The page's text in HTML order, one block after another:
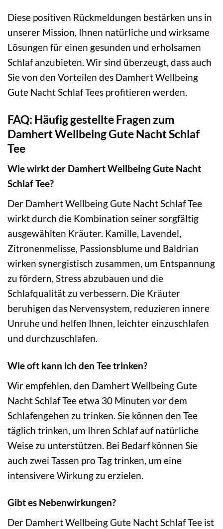
Diese positiven Rückmeldungen bestärken uns in
unserer Mission, Ihnen natürliche und wirksame
Lösungen für einen gesunden und erholsamen
Schlaf anzubieten. Wir sind überzeugt, dass auch
Sie von den Vorteilen des Damhert Wellbeing
Gute Nacht Schlaf Tees profitieren werden.
FAQ: Häufig gestellte Fragen zum
Damhert Wellbeing Gute Nacht Schlaf
Tee
Wie wirkt der Damhert Wellbeing Gute Nacht
Schlaf Tee?
Der Damhert Wellbeing Gute Nacht Schlaf Tee
wirkt durch die Kombination seiner sorgfältig
ausgewählten Kräuter. Kamille, Lavendel,
Zitronenmelisse, Passionsblume und Baldrian
wirken synergistisch zusammen, um Entspannung
zu fördern, Stress abzubauen und die
Schlafqualität zu verbessern. Die Kräuter
beruhigen das Nervensystem, reduzieren innere
Unruhe und helfen Ihnen, leichter einzuschlafen
und durchzuschlafen.
Wie oft kann ich den Tee trinken?
Wir empfehlen, den Damhert Wellbeing Gute
Nacht Schlaf Tee etwa 30 Minuten vor dem
Schlafengehen zu trinken. Sie können den Tee
täglich trinken, um Ihren Schlaf auf natürliche
Weise zu unterstützen. Bei Bedarf können Sie
auch zwei Tassen pro Tag trinken, um eine
intensivere Wirkung zu erzielen.
Gibt es Nebenwirkungen?
Der Damhert Wellbeing Gute Nacht Schlaf Tee ist